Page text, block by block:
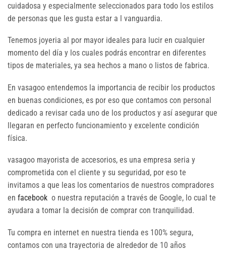
cuidadosa y especialmente seleccionados para todo los estilos
de personas que les gusta estar a l vanguardia.
Tenemos joyeria al por mayor ideales para lucir en cualquier
momento del día y los cuales podrás encontrar en diferentes
tipos de materiales, ya sea hechos a mano o listos de fabrica.
En vasagoo entendemos la importancia de recibir los productos
en buenas condiciones, es por eso que contamos con personal
dedicado a revisar cada uno de los productos y así asegurar que
llegaran en perfecto funcionamiento y excelente condición
física.
vasagoo mayorista de accesorios, es una empresa seria y
comprometida con el cliente y su seguridad, por eso te
invitamos a que leas los comentarios de nuestros compradores
en facebook o nuestra reputación a través de Google, lo cual te
ayudara a tomar la decisión de comprar con tranquilidad.
Tu compra en internet en nuestra tienda es 100% segura,
contamos con una trayectoria de alrededor de 10 años